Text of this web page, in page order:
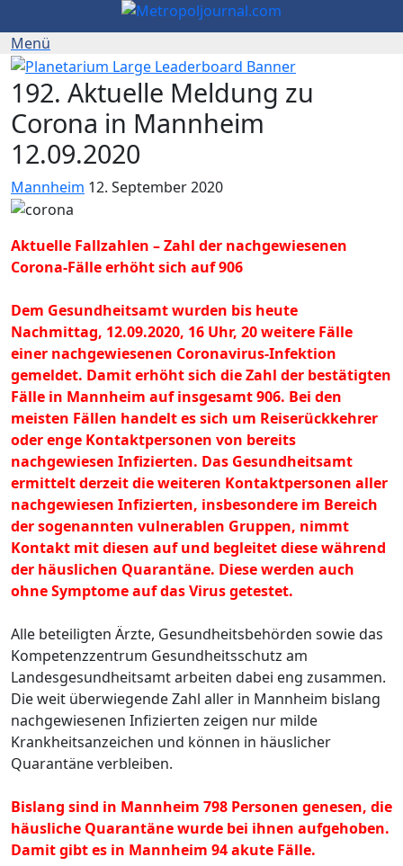
192. Aktuelle Meldung zu
Corona in Mannheim
12.09.2020
Mannheim 12. September 2020
Aktuelle Fallzahlen – Zahl der nachgewiesenen
Corona-Fälle erhöht sich auf 906
Dem Gesundheitsamt wurden bis heute
Nachmittag, 12.09.2020, 16 Uhr, 20 weitere Fälle
einer nachgewiesenen Coronavirus-Infektion
gemeldet. Damit erhöht sich die Zahl der bestätigten
Fälle in Mannheim auf insgesamt 906. Bei den
meisten Fällen handelt es sich um Reiserückkehrer
oder enge Kontaktpersonen von bereits
nachgewiesen Infizierten. Das Gesundheitsamt
ermittelt derzeit die weiteren Kontaktpersonen aller
nachgewiesen Infizierten, insbesondere im Bereich
der sogenannten vulnerablen Gruppen, nimmt
Kontakt mit diesen auf und begleitet diese während
der häuslichen Quarantäne. Diese werden auch
ohne Symptome auf das Virus getestet.
Alle beteiligten Ärzte, Gesundheitsbehörden sowie das
Kompetenzzentrum Gesundheitsschutz am
Landesgesundheitsamt arbeiten dabei eng zusammen.
Die weit überwiegende Zahl aller in Mannheim bislang
nachgewiesenen Infizierten zeigen nur milde
Krankheitsanzeichen und können in häuslicher
Quarantäne verbleiben.
Bislang sind in Mannheim 798 Personen genesen, die
häusliche Quarantäne wurde bei ihnen aufgehoben.
Damit gibt es in Mannheim 94 akute Fälle.